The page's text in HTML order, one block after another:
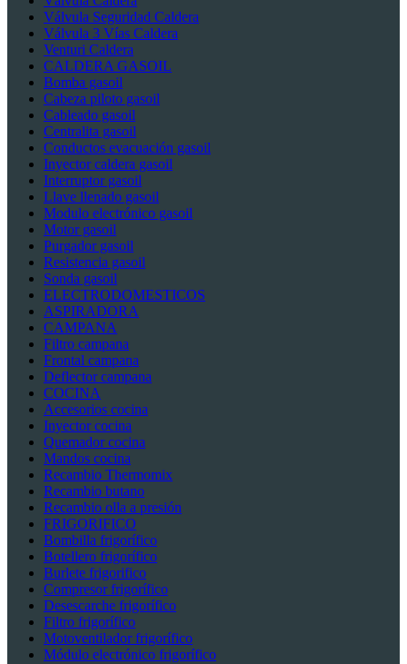
Válvula Seguridad Caldera
Válvula 3 Vías Caldera
Venturi Caldera
CALDERA GASOIL
Bomba gasoil
Cabeza piloto gasoil
Cableado gasoil
Centralita gasoil
Conductos evacuación gasoil
Inyector caldera gasoil
Interruptor gasoil
Llave llenado gasoil
Modulo electrónico gasoil
Motor gasoil
Purgador gasoil
Resistencia gasoil
Sonda gasoil
ELECTRODOMESTICOS
ASPIRADORA
CAMPANA
Filtro campana
Frontal campana
Deflector campana
COCINA
Accesorios cocina
Inyector cocina
Quemador cocina
Mandos cocina
Recambio Thermomix
Recambio butano
Recambio olla a presión
FRIGORIFICO
Bombilla frigorífico
Botellero frigorífico
Burlete frigorifico
Compresor frigorífico
Desescarche frigorífico
Filtro frigorífico
Motoventilador frigorífico
Módulo electrónico frigorífico